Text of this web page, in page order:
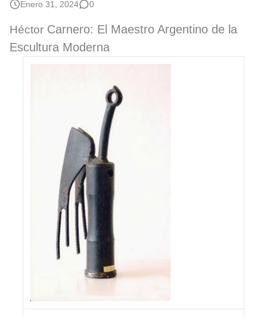
Enero 31, 2024 0
Héctor Carnero: El Maestro Argentino de la
Escultura Moderna